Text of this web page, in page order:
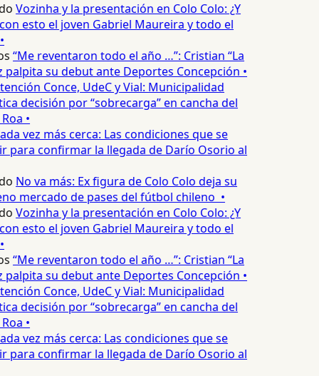
Vozinha y la presentación en Colo Colo: ¿Y
esto el joven Gabriel Maureira y todo el
“Me reventaron todo el año …”: Cristian “La
su debut ante Deportes Concepción •
Conce, UdeC y Vial: Municipalidad
decisión por “sobrecarga” en cancha del
•
vez más cerca: Las condiciones que se
para confirmar la llegada de Darío Osorio al
No va más: Ex figura de Colo Colo deja su
mercado de pases del fútbol chileno •
Vozinha y la presentación en Colo Colo: ¿Y
esto el joven Gabriel Maureira y todo el
“Me reventaron todo el año …”: Cristian “La
su debut ante Deportes Concepción •
Conce, UdeC y Vial: Municipalidad
decisión por “sobrecarga” en cancha del
•
vez más cerca: Las condiciones que se
para confirmar la llegada de Darío Osorio al